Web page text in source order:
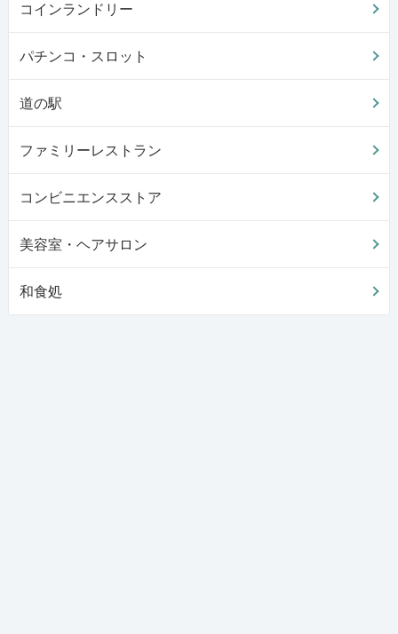
コインランドリー
パチンコ・スロット
道の駅
ファミリーレストラン
コンビニエンスストア
美容室・ヘアサロン
和食処